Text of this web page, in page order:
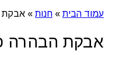
עמוד הבית » חנות » אבקת הבהרה
אבקת הבהרה פרימיום 9+